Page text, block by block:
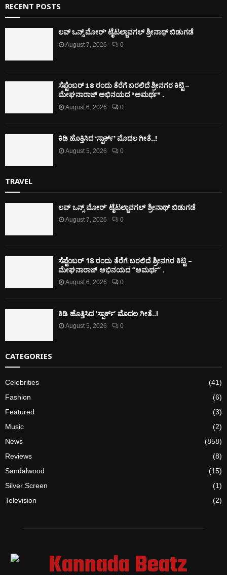
RECENT POSTS
ಲವ್ ಒನ್ಸ್ ಮೋರ್’ ಟೈಟಲ್ಜಾವಗಲ್ ಶ್ರೀನಾಥ್ ಬಿಡುಗಡೆ
August 7, 2026 0
ಸೆಪ್ಟೆಂಬರ್ 18 ರಂದು ತೆರೆಗೆ ಬರಲಿದೆ ಶ್ರೀನಗರ ಕಿಟ್ಟಿ –
ಮೇಘನಾರಾಜ್ ಅಭಿನಯದ “ಅಮರ್ಥ” .
August 6, 2026 0
ಕಿಡಿ‌‌ ಹೊತ್ತಿಸಿದ ‘ಸ್ಪಾರ್ಕ್’ ಮೊದಲ‌ ಗೀತೆ..!
August 5, 2026 0
TRAVEL
ಲವ್ ಒನ್ಸ್ ಮೋರ್’ ಟೈಟಲ್ಜಾವಗಲ್ ಶ್ರೀನಾಥ್ ಬಿಡುಗಡೆ
August 7, 2026 0
ಸೆಪ್ಟೆಂಬರ್ 18 ರಂದು ತೆರೆಗೆ ಬರಲಿದೆ ಶ್ರೀನಗರ ಕಿಟ್ಟಿ –
ಮೇಘನಾರಾಜ್ ಅಭಿನಯದ “ಅಮರ್ಥ” .
August 6, 2026 0
ಕಿಡಿ‌‌ ಹೊತ್ತಿಸಿದ ‘ಸ್ಪಾರ್ಕ್’ ಮೊದಲ‌ ಗೀತೆ..!
August 5, 2026 0
CATEGORIES
Celebrities
(41)
Fashion
(6)
Featured
(3)
Music
(2)
News
(858)
Reviews
(8)
Sandalwood
(15)
Silver Screen
(1)
Television
(2)